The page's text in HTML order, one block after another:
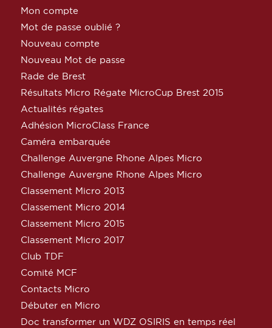
Mon compte
Mot de passe oublié ?
Nouveau compte
Nouveau Mot de passe
Rade de Brest
Résultats Micro Régate MicroCup Brest 2015
Actualités régates
Adhésion MicroClass France
Caméra embarquée
Challenge Auvergne Rhone Alpes Micro
Challenge Auvergne Rhone Alpes Micro
Classement Micro 2013
Classement Micro 2014
Classement Micro 2015
Classement Micro 2017
Club TDF
Comité MCF
Contacts Micro
Débuter en Micro
Doc transformer un WDZ OSIRIS en temps réel